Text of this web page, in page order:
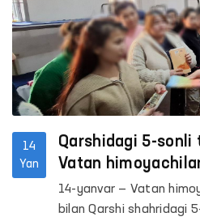
14
Yan
Qarshidagi 5-sonli
Vatan
bilan tadbir
14-yanvar — Vatan
bilan Qarshi shahridagi